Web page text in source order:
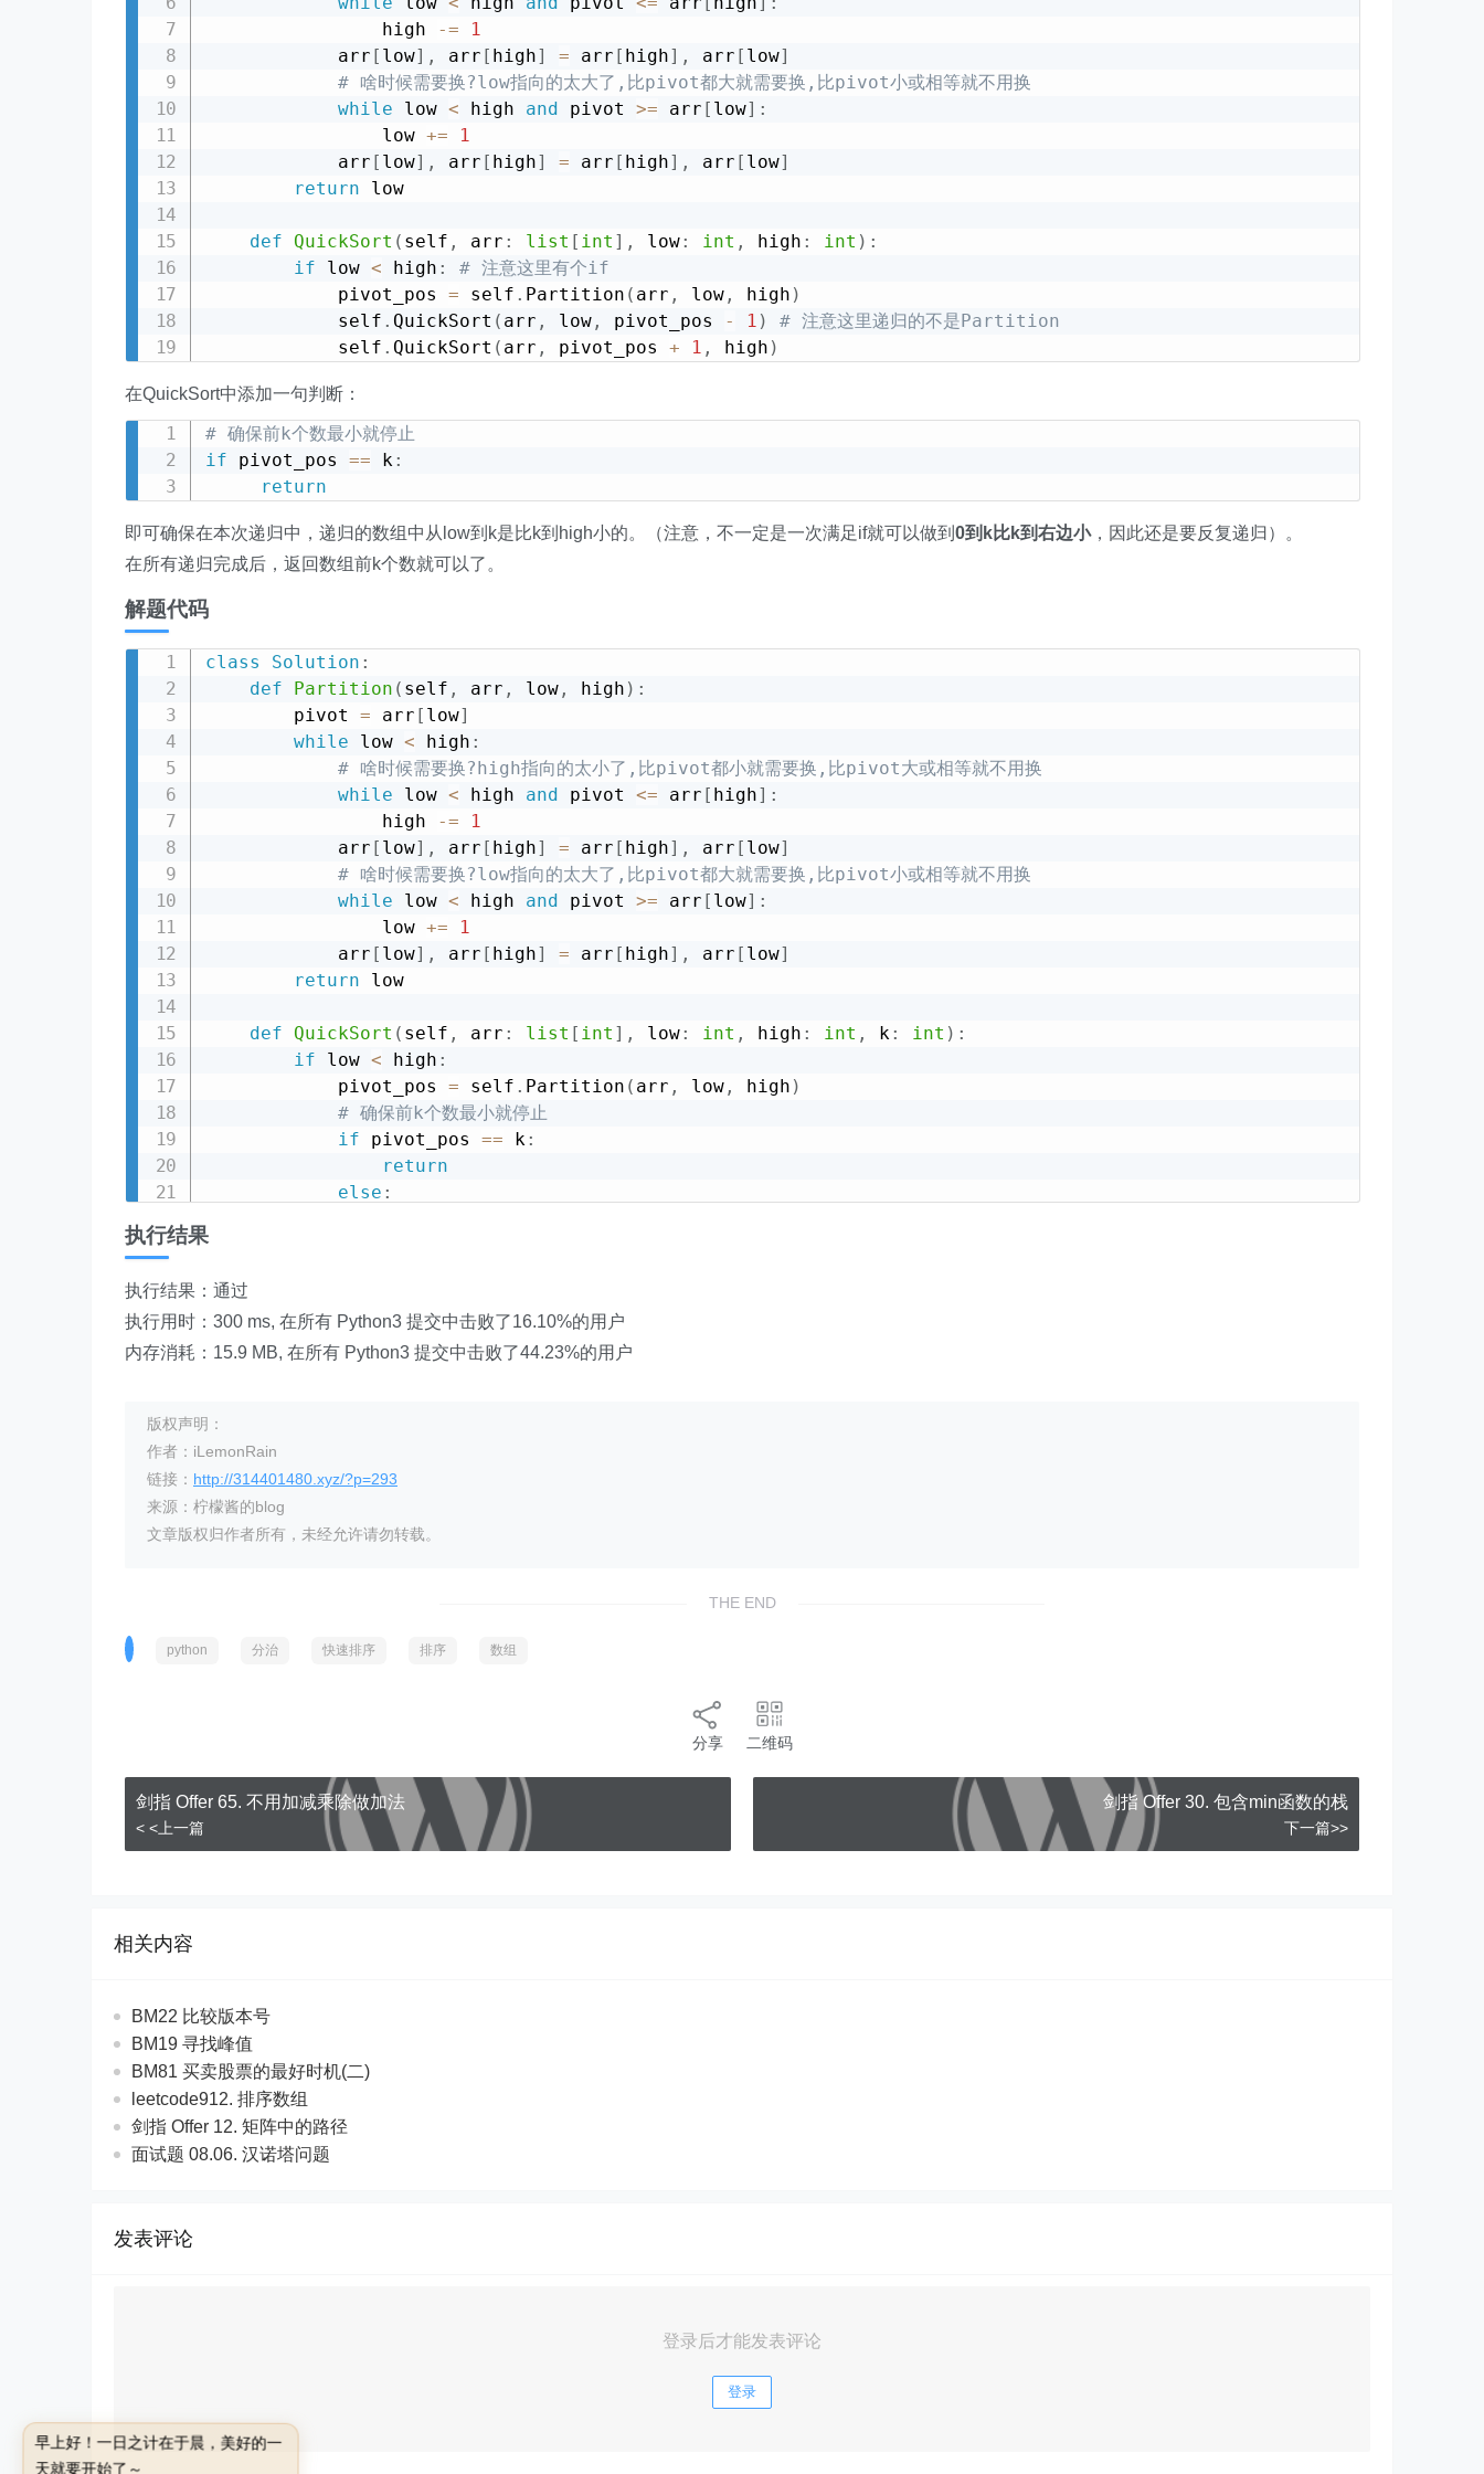
                high
-=
1
            arr
[ low] , arr [ high] = arr [ high] , arr [ low]
# 啥时候需要换?low指向的太大了,比pivot都大就需要换,比pivot小或相等就不用换
while low < high and pivot >= arr [ low] :
                low
+=
1
            arr
[ low] , arr [ high] = arr [ high] , arr [ low]
return low
def QuickSort ( self , arr : list [ int ] , low: int , high : int ) :
if low < high :
# 注意这里有个if
            pivot_pos
= self . Partition ( arr , low, high )
            self
. QuickSort ( arr , low, pivot_pos - 1 )
# 注意这里递归的不是Partition
            self
. QuickSort ( arr , pivot_pos + 1 , high )
在QuickSort中添加一句判断：
# 确保前k个数最小就停止
if pivot_pos == k:
return
即可确保在本次递归中，递归的数组中从low到k是比k到high小的。（注意，不一定是一次满足if就可以做到 0到k比k到右边小，因此还是要反复递归）。
在所有递归完成后，返回数组前k个数就可以了。
解题代码
class Solution :
def
Partition ( self , arr , low, high ) :
        pivot
= arr [ low]
while low < high :
# 啥时候需要换?high指向的太小了,比pivot都小就需要换,比pivot大或相等就不用换
while low < high and pivot <= arr [ high] :
                high
-=
1
            arr
[ low] , arr [ high] = arr [ high] , arr [ low]
# 啥时候需要换?low指向的太大了,比pivot都大就需要换,比pivot小或相等就不用换
while low < high and pivot >= arr [ low] :
                low
+=
1
            arr
[ low] , arr [ high] = arr [ high] , arr [ low]
return low
def QuickSort ( self , arr : list [ int ] , low: int , high : int , k: int ) :
if low < high :
            pivot_pos
= self . Partition ( arr , low, high )
# 确保前k个数最小就停止
if pivot_pos == k:
return
else :
                self
        self
.QuickSort(arr, 0, len(arr
return arr[:k]
执行结果
执行结果：通过
执行用时：300 ms, 在所有 Python3 提交中击败了16.10%的用户
内存消耗：15.9 MB, 在所有 Python3 提交中击败了44.23%的用户
版权声明：
作者：iLemonRain
链接： http://314401480.xyz/?p=293
来源：柠檬酱的blog
文章版权归作者所有，未经允许请勿转载。
THE END
python 分治 快速排序 排序 数组
分享 二维码
剑指 Offer 65. 不用加减乘除做加法
< <上一篇
剑指 Offer 30. 包含min函数的栈
下一篇>>
相关内容
BM22 比较版本号
BM19 寻找峰值
BM81 买卖股票的最好时机(二)
leetcode912. 排序数组
剑指 Offer 12. 矩阵中的路径
面试题 08.06. 汉诺塔问题
发表评论
登录后才能发表评论
登录
早上好！一日之计在于晨，美好的一
天就要开始了～